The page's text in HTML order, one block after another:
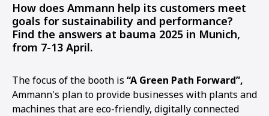
How does Ammann help its customers meet
goals for sustainability and performance?
Find the answers at bauma 2025 in Munich,
from 7-13 April.
The focus of the booth is “A Green Path Forward”,
Ammann's plan to provide businesses with plants and
machines that are eco-friendly, digitally connected